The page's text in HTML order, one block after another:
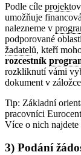
Podle cíle projekt
umožňuje
nalezneme v
podporované
žadatelů, kteří
rozcestník
rozkliknutí vámi
dokument v
Tip: Základní
pracovníci
Více o nich
3) Podání